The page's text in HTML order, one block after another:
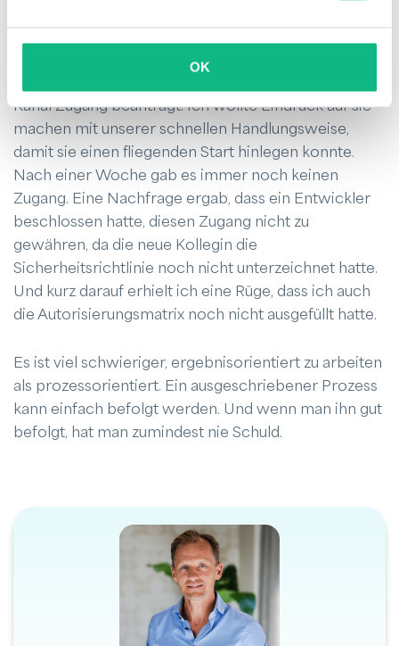
OK
Kanal Zugang beantragt. Ich wollte Eindruck auf sie
machen mit unserer schnellen Handlungsweise,
damit sie einen fliegenden Start hinlegen konnte.
Nach einer Woche gab es immer noch keinen
Zugang. Eine Nachfrage ergab, dass ein Entwickler
beschlossen hatte, diesen Zugang nicht zu
gewähren, da die neue Kollegin die
Sicherheitsrichtlinie noch nicht unterzeichnet hatte.
Und kurz darauf erhielt ich eine Rüge, dass ich auch
die Autorisierungsmatrix noch nicht ausgefüllt hatte.
Es ist viel schwieriger, ergebnisorientiert zu arbeiten
als prozessorientiert. Ein ausgeschriebener Prozess
kann einfach befolgt werden. Und wenn man ihn gut
befolgt, hat man zumindest nie Schuld.